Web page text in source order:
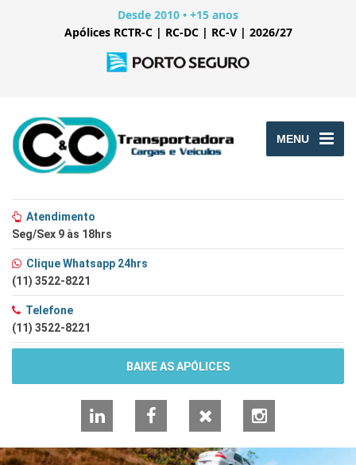
Desde 2010 • +15 anos
Apólices RCTR-C | RC-DC | RC-V | 2026/27
MENU
Atendimento
Seg/Sex 9 às 18hrs
Clique Whatsapp 24hrs
(11) 3522-8221
Telefone
(11) 3522-8221
BAIXE AS APÓLICES
LinkedInFacebook Instagram